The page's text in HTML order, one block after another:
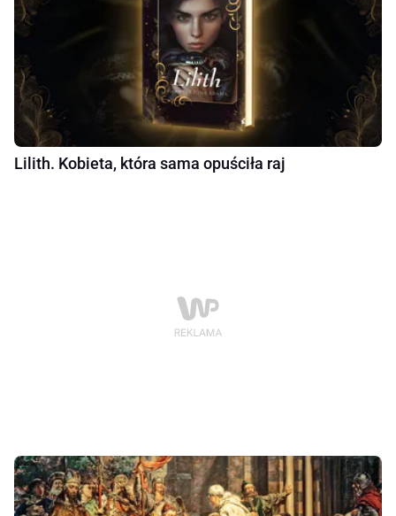
Lilith. Kobieta, która sama opuściła raj